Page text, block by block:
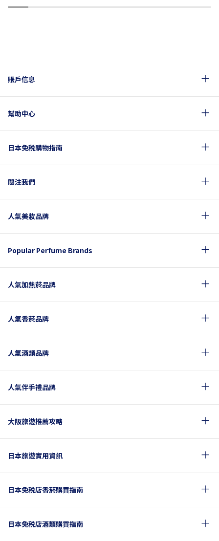
1 2 3 4 5 6 7 8 9 10
賬戶信息
幫助中心
日本免税購物指南
關注我們
人氣美妝品牌
Popular Perfume Brands
人氣加熱菸品牌
人氣香菸品牌
人氣酒類品牌
人氣伴手禮品牌
大阪旅遊推薦攻略
日本旅遊實用資訊
日本免税店香菸購買指南
日本免税店酒類購買指南